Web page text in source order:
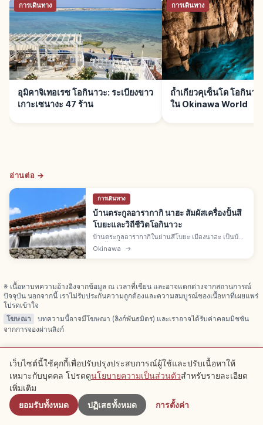
การเดินทาง
อุมิคาจิเทอเรซ โอกินาวะ: ระเบียงขาว
เกาะเซนางะ 47 ร้าน
การเดินทาง
ถ้ำเกียวคุเซ็นโด โอกินา
ใน Okinawa World
อ่านต่อ →
การเดินทาง
บ้านตระกูลอารากากิ นาฮะ สัมผัสเครื่องปั้นสึ
โบยะและวิถีชีวิตโอกินาวะ
บ้านตระกูลอารากากิในย่านสึโบยะ เมืองนาฮะ เป็นบ้าน
ช่างปั้นที่เป็นทรัพย์สินทางวัฒนธรรมสำคัญของชาติ
Okinawa →
※ เนื้อหาบทความอ้างอิงจากข้อมูล ณ เวลาที่เขียน และอาจแตกต่างจากสถานการณ์
ปัจจุบัน นอกจากนี้ เราไม่รับประกันความถูกต้องและความสมบูรณ์ของเนื้อหาที่เผยแพร่
โปรดเข้าใจ
โฆษณา
บทความนี้อาจมีโฆษณา (ลิงก์พันธมิตร) และเราอาจได้รับค่าคอมมิชชัน
จากการจองผ่านลิงก์
บทความที่เกี่ยวข้อง
ดูบทความเพิ่มเติมในหมวดหมู่นี้
ใกล้เคียง
เว็บไซต์นี้ใช้คุกกี้เพื่อปรับปรุงประสบการณ์ผู้ใช้และปรับเนื้อหาให้
เหมาะกับบุคคล โปรดดูนโยบายความเป็นส่วนตัวสำหรับรายละเอียด
เพิ่มเติม
ยอมรับทั้งหมด
ปฏิเสธทั้งหมด การตั้งค่า